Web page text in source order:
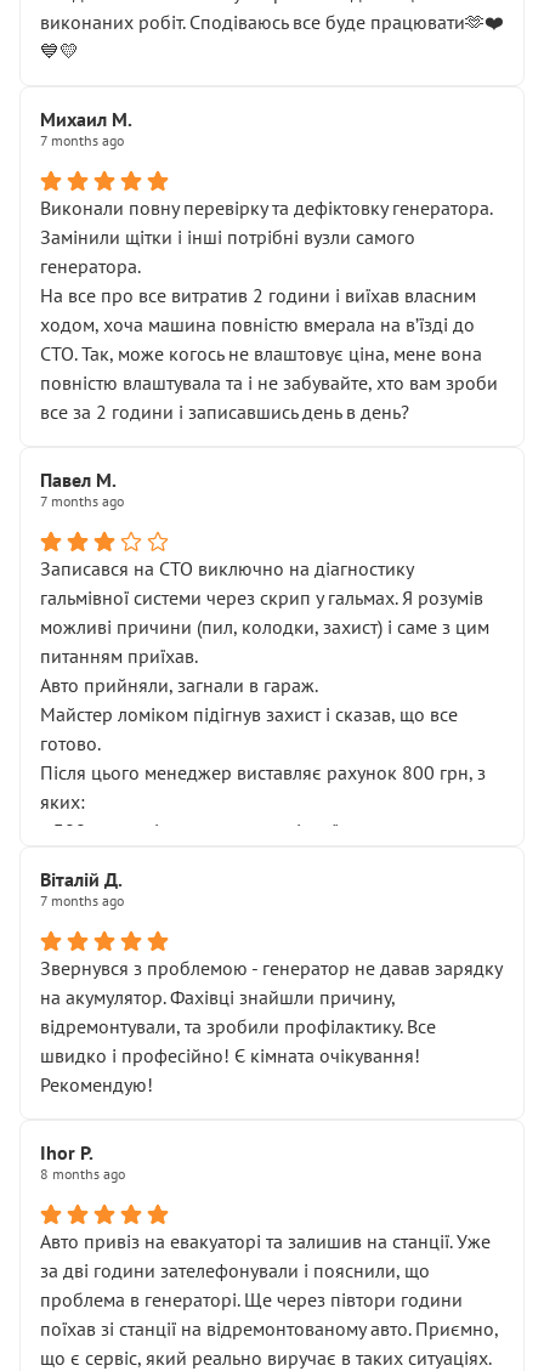
виконаних робіт. Сподіваюсь все буде працювати🫶❤️
💙💛
Михаил М.
7 months ago
Виконали повну перевірку та дефіктовку генератора.
Замінили щітки і інші потрібні вузли самого
генератора.
На все про все витратив 2 години і виїхав власним
ходом, хоча машина повністю вмерала на вʼїзді до
СТО. Так, може когось не влаштовує ціна, мене вона
повністю влаштувала та і не забувайте, хто вам зроби
все за 2 години і записавшись день в день?
Павел М.
7 months ago
Записався на СТО виключно на діагностику
гальмівної системи через скрип у гальмах. Я розумів
можливі причини (пил, колодки, захист) і саме з цим
питанням приїхав.
Авто прийняли, загнали в гараж.
Майстер ломіком підігнув захист і сказав, що все
готово.
Після цього менеджер виставляє рахунок 800 грн, з
яких:
• 300 грн — діагностика гальмівної системи
НЕ погоджував
послуга. Тим більше, я був поруч і жодної реальної
діагностики ходової не проводилось. Після
зауваження гроші за цю “послугу” повернули, що
лише підтвердило мою правоту.
Але головне — я виїжджаю з боксу, і скрип у гальмах
залишився таким самим, як і був. Тобто оплачена
Далі ситуація тільки погіршилась:
• сказали, що тепер “потрібно знімати колеса”
• що біля авто стояти вже не можна
• почали озвучувати купу додаткових робіт без
чіткого пояснення
( ну все зняли та доробили) дякую!
Окремий момент, який виглядає абсурдно:
мені заявили, що бачок гальмівної рідини потрібно
Віталій Д.
7 months ago
Звернувся з проблемою - генератор не давав зарядку
на акумулятор. Фахівці знайшли причину,
відремонтували, та зробили профілактику. Все
швидко і професійно! Є кімната очікування!
Рекомендую!
Ihor P.
8 months ago
Авто привіз на евакуаторі та залишив на станції. Уже
за дві години зателефонували і пояснили, що
проблема в генераторі. Ще через півтори години
поїхав зі станції на відремонтованому авто. Приємно,
що є сервіс, який реально виручає в таких ситуаціях.